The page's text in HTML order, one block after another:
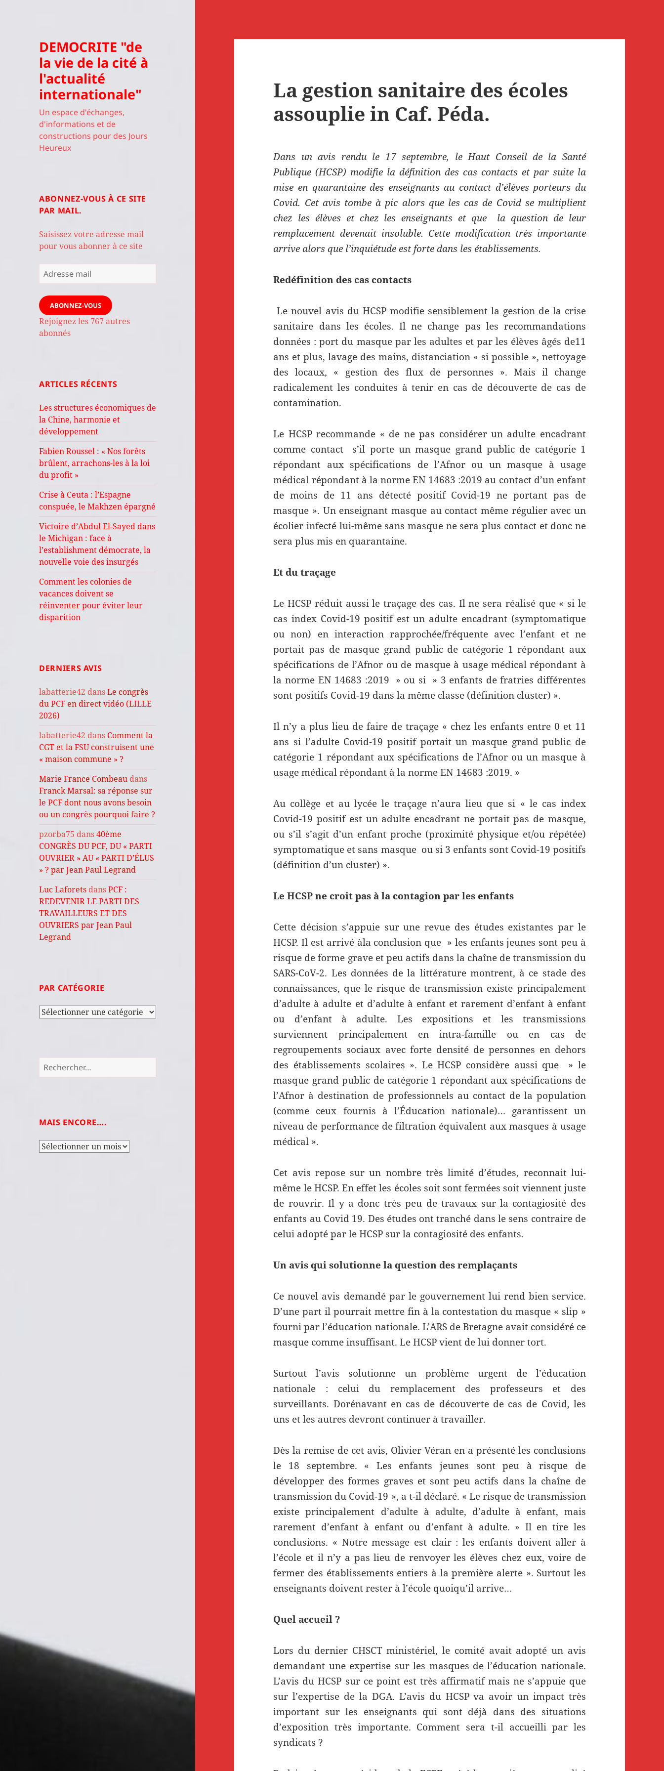
DEMOCRITE "de
la vie de la cité à
l'actualité
internationale"
Un espace d'échanges,
d'informations et de
constructions pour des Jours
Heureux
ABONNEZ-VOUS À CE SITE
PAR MAIL.
Saisissez votre adresse mail
pour vous abonner à ce site
Adresse
mail
ABONNEZ-VOUS
Rejoignez les 767 autres
abonnés
ARTICLES RÉCENTS
Les structures économiques de
la Chine, harmonie et
développement
Fabien Roussel : « Nos forêts
brûlent, arrachons-les à la loi
du profit »
Crise à Ceuta : l’Espagne
conspuée, le Makhzen épargné
Victoire d’Abdul El-Sayed dans
le Michigan : face à
l’establishment démocrate, la
nouvelle voie des insurgés
Comment les colonies de
vacances doivent se
réinventer pour éviter leur
disparition
DERNIERS AVIS
labatterie42 dansLe congrès
du PCF en direct vidéo (LILLE
2026)
labatterie42 dans Comment la
CGT et la FSU construisent une
« maison commune » ?
Marie France Combeau dans
Franck Marsal: sa réponse sur
le PCF dont nous avons besoin
ou un congrès pourquoi faire ?
pzorba75 dans40ème
CONGRÈS DU PCF, DU « PARTI
OUVRIER » AU « PARTI D’ÉLUS
» ? par Jean Paul Legrand
Luc Laforets dansPCF :
REDEVENIR LE PARTI DES
TRAVAILLEURS ET DES
OUVRIERS par Jean Paul
Legrand
PAR CATÉGORIE
Par
Rechercher :
MAIS ENCORE….
Mais
La gestion sanitaire des écoles
assouplie in Caf. Péda.
Dans un avis rendu le 17 septembre, le Haut Conseil de la Santé
Publique (HCSP) modifie la définition des cas contacts et par suite la
mise en quarantaine des enseignants au contact d’élèves porteurs du
Covid. Cet avis tombe à pic alors que les cas de Covid se multiplient
chez les élèves et chez les enseignants et que la question de leur
remplacement devenait insoluble. Cette modification très importante
arrive alors que l’inquiétude est forte dans les établissements.
Redéfinition des cas contacts
Le nouvel avis du HCSP modifie sensiblement la gestion de la crise
sanitaire dans les écoles. Il ne change pas les recommandations
données : port du masque par les adultes et par les élèves âgés de11
ans et plus, lavage des mains, distanciation « si possible », nettoyage
des locaux, « gestion des flux de personnes ». Mais il change
radicalement les conduites à tenir en cas de découverte de cas de
contamination.
Le HCSP recommande « de ne pas considérer un adulte encadrant
comme contact s’il porte un masque grand public de catégorie 1
répondant aux spécifications de l’Afnor ou un masque à usage
médical répondant à la norme EN 14683 :2019 au contact d’un enfant
de moins de 11 ans détecté positif Covid-19 ne portant pas de
masque ». Un enseignant masque au contact même régulier avec un
écolier infecté lui-même sans masque ne sera plus contact et donc ne
sera plus mis en quarantaine.
Et du traçage
Le HCSP réduit aussi le traçage des cas. Il ne sera réalisé que « si le
cas index Covid-19 positif est un adulte encadrant (symptomatique
ou non) en interaction rapprochée/fréquente avec l’enfant et ne
portait pas de masque grand public de catégorie 1 répondant aux
spécifications de l’Afnor ou de masque à usage médical répondant à
la norme EN 14683 :2019 » ou si » 3 enfants de fratries différentes
sont positifs Covid-19 dans la même classe (définition cluster) ».
Il n’y a plus lieu de faire de traçage « chez les enfants entre 0 et 11
ans si l’adulte Covid-19 positif portait un masque grand public de
catégorie 1 répondant aux spécifications de l’Afnor ou un masque à
usage médical répondant à la norme EN 14683 :2019. »
Au collège et au lycée le traçage n’aura lieu que si « le cas index
Covid-19 positif est un adulte encadrant ne portait pas de masque,
ou s’il s’agit d’un enfant proche (proximité physique et/ou répétée)
symptomatique et sans masque ou si 3 enfants sont Covid-19 positifs
(définition d’un cluster) ».
Le HCSP ne croit pas à la contagion par les enfants
Cette décision s’appuie sur une revue des études existantes par le
HCSP. Il est arrivé àla conclusion que » les enfants jeunes sont peu à
risque de forme grave et peu actifs dans la chaîne de transmission du
SARS-CoV-2. Les données de la littérature montrent, à ce stade des
connaissances, que le risque de transmission existe principalement
d’adulte à adulte et d’adulte à enfant et rarement d’enfant à enfant
ou d’enfant à adulte. Les expositions et les transmissions
surviennent principalement en intra-famille ou en cas de
regroupements sociaux avec forte densité de personnes en dehors
des établissements scolaires ». Le HCSP considère aussi que » le
masque grand public de catégorie 1 répondant aux spécifications de
l’Afnor à destination de professionnels au contact de la population
(comme ceux fournis à l’Éducation nationale)… garantissent un
niveau de performance de filtration équivalent aux masques à usage
médical ».
Cet avis repose sur un nombre très limité d’études, reconnait lui-
même le HCSP. En effet les écoles soit sont fermées soit viennent juste
de rouvrir. Il y a donc très peu de travaux sur la contagiosité des
enfants au Covid 19. Des études ont tranché dans le sens contraire de
celui adopté par le HCSP sur la contagiosité des enfants.
Un avis qui solutionne la question des remplaçants
Ce nouvel avis demandé par le gouvernement lui rend bien service.
D’une part il pourrait mettre fin à la contestation du masque « slip »
fourni par l’éducation nationale. L’ARS de Bretagne avait considéré ce
masque comme insuffisant. Le HCSP vient de lui donner tort.
Surtout l’avis solutionne un problème urgent de l’éducation
nationale : celui du remplacement des professeurs et des
surveillants. Dorénavant en cas de découverte de cas de Covid, les
uns et les autres devront continuer à travailler.
Dès la remise de cet avis, Olivier Véran en a présenté les conclusions
le 18 septembre. « Les enfants jeunes sont peu à risque de
développer des formes graves et sont peu actifs dans la chaîne de
transmission du Covid-19 », a t-il déclaré. « Le risque de transmission
existe principalement d’adulte à adulte, d’adulte à enfant, mais
rarement d’enfant à enfant ou d’enfant à adulte. » Il en tire les
conclusions. « Notre message est clair : les enfants doivent aller à
l’école et il n’y a pas lieu de renvoyer les élèves chez eux, voire de
fermer des établissements entiers à la première alerte ». Surtout les
enseignants doivent rester à l’école quoiqu’il arrive…
Quel accueil ?
Lors du dernier CHSCT ministériel, le comité avait adopté un avis
demandant une expertise sur les masques de l’éducation nationale.
L’avis du HCSP sur ce point est très affirmatif mais ne s’appuie que
sur l’expertise de la DGA. L’avis du HCSP va avoir un impact très
important sur les enseignants qui sont déjà dans des situations
d’exposition très importante. Comment sera t-il accueilli par les
syndicats ?